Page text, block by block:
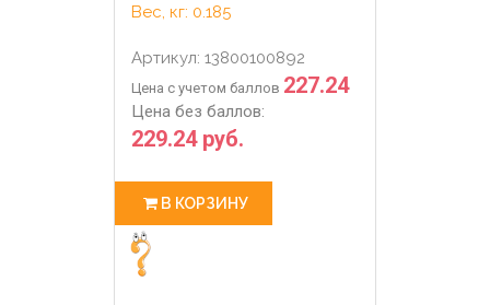
Вес, кг: 0.185
Артикул: 13800100892
Цена с учетом баллов 227.24
Цена без баллов:
229.24 руб.
В КОРЗИНУ